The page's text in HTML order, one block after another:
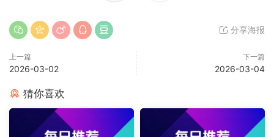
分享海报
上一篇
2026-03-02
下一篇
2026-03-04
猜你喜欢